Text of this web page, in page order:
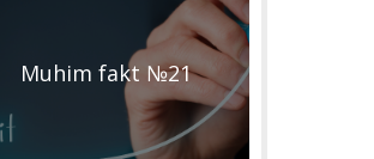
Muhim fakt №21